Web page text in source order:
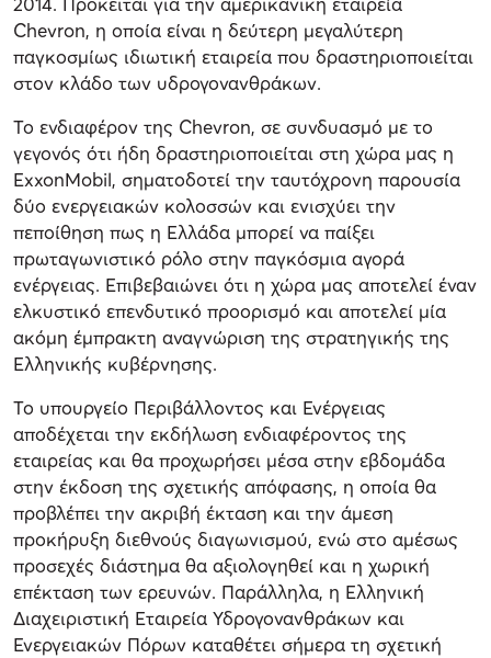
Chevron, η οποία είναι η δεύτερη μεγαλύτερη
παγκοσμίως ιδιωτική εταιρεία που δραστηριοποιείται
στον κλάδο των υδρογονανθράκων.
Το ενδιαφέρον της Chevron, σε συνδυασμό με το
γεγονός ότι ήδη δραστηριοποιείται στη χώρα μας η
ExxonMobil, σηματοδοτεί την ταυτόχρονη παρουσία
δύο ενεργειακών κολοσσών και ενισχύει την
πεποίθηση πως η Ελλάδα μπορεί να παίξει
πρωταγωνιστικό ρόλο στην παγκόσμια αγορά
ενέργειας. Επιβεβαιώνει ότι η χώρα μας αποτελεί έναν
ελκυστικό επενδυτικό προορισμό και αποτελεί μία
ακόμη έμπρακτη αναγνώριση της στρατηγικής της
Ελληνικής κυβέρνησης.
Το υπουργείο Περιβάλλοντος και Ενέργειας
αποδέχεται την εκδήλωση ενδιαφέροντος της
εταιρείας και θα προχωρήσει μέσα στην εβδομάδα
στην έκδοση της σχετικής απόφασης, η οποία θα
προβλέπει την ακριβή έκταση και την άμεση
προκήρυξη διεθνούς διαγωνισμού, ενώ στο αμέσως
προσεχές διάστημα θα αξιολογηθεί και η χωρική
επέκταση των ερευνών. Παράλληλα, η Ελληνική
Διαχειριστική Εταιρεία Υδρογονανθράκων και
Ενεργειακών Πόρων καταθέτει σήμερα τη σχετική